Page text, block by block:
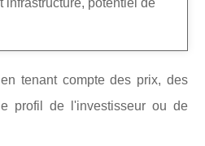
infrastructure, potentiel de
tenant compte des prix, des
profil de l'investisseur ou de